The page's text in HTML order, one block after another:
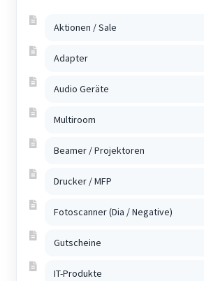
Aktionen / Sale
Adapter
Audio Geräte
Multiroom
Beamer / Projektoren
Drucker / MFP
Fotoscanner (Dia / Negative)
Gutscheine
IT-Produkte